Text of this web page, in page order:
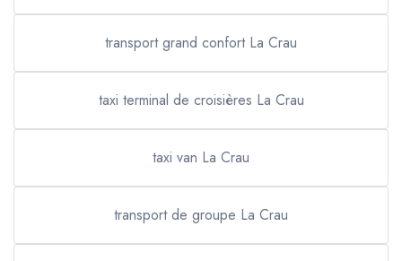
transport grand confort La Crau
taxi terminal de croisières La Crau
taxi van La Crau
transport de groupe La Crau